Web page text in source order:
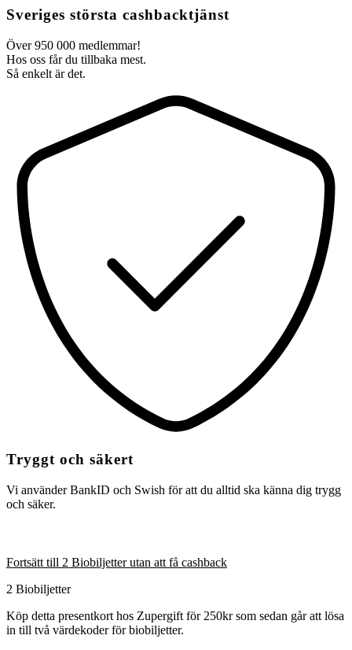
Sveriges största cashbacktjänst
Över 950 000 medlemmar!
Hos oss får du tillbaka mest.
Så enkelt är det.
Tryggt och säkert
Vi använder BankID och Swish för att du alltid ska känna dig trygg
och säker.
Fortsätt till 2 Biobiljetter utan att få cashback
2 Biobiljetter
Köp detta presentkort hos Zupergift för 250kr som sedan går att lösa
in till två värdekoder för biobiljetter.